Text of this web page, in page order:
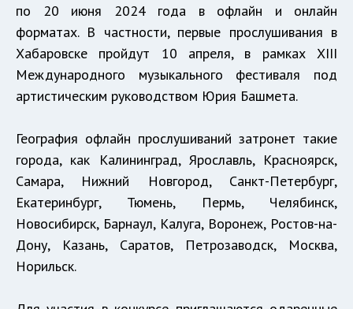
по 20 июня 2024 года в офлайн и онлайн
форматах. В частности, первые прослушивания в
Хабаровске пройдут 10 апреля, в рамках XIII
Международного музыкального фестиваля под
артистическим руководством Юрия Башмета.
География офлайн прослушиваний затронет такие
города, как Калининград, Ярославль, Красноярск,
Самара, Нижний Новгород, Санкт-Петербург,
Екатеринбург, Тюмень, Пермь, Челябинск,
Новосибирск, Барнаул, Калуга, Воронеж, Ростов-на-
Дону, Казань, Саратов, Петрозаводск, Москва,
Норильск.